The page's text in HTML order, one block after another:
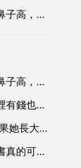
是北方人鼻子高還是南方人鼻子高，為什麼北方人比南方人高
北方人鼻子高還是南方人的鼻子高，是北方人鼻子高還是南方人鼻子高？
王思聰是有名的富二代，家裡有錢也有勢力，要什麼有什麼，他真的就過得很好嗎
16歲的女孩長得一般般，如果她長大後會變得好看麼
讀書真的能改變氣質嗎，讀書真的可以改變乙個人的容貌氣質嗎